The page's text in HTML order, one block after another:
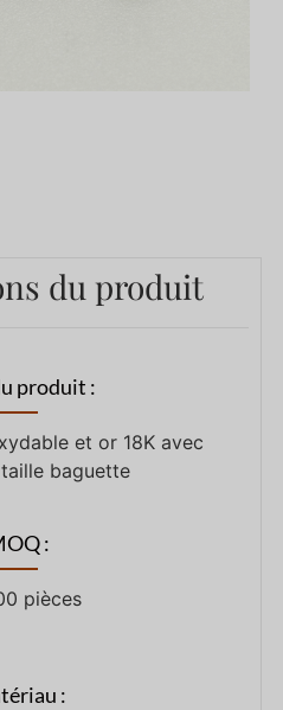
du produit
produit :
et or 18K avec
baguette
:
pièces
: